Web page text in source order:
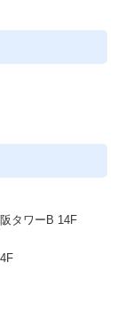
認めた場合は特
可能性があり)
タワーB 14F